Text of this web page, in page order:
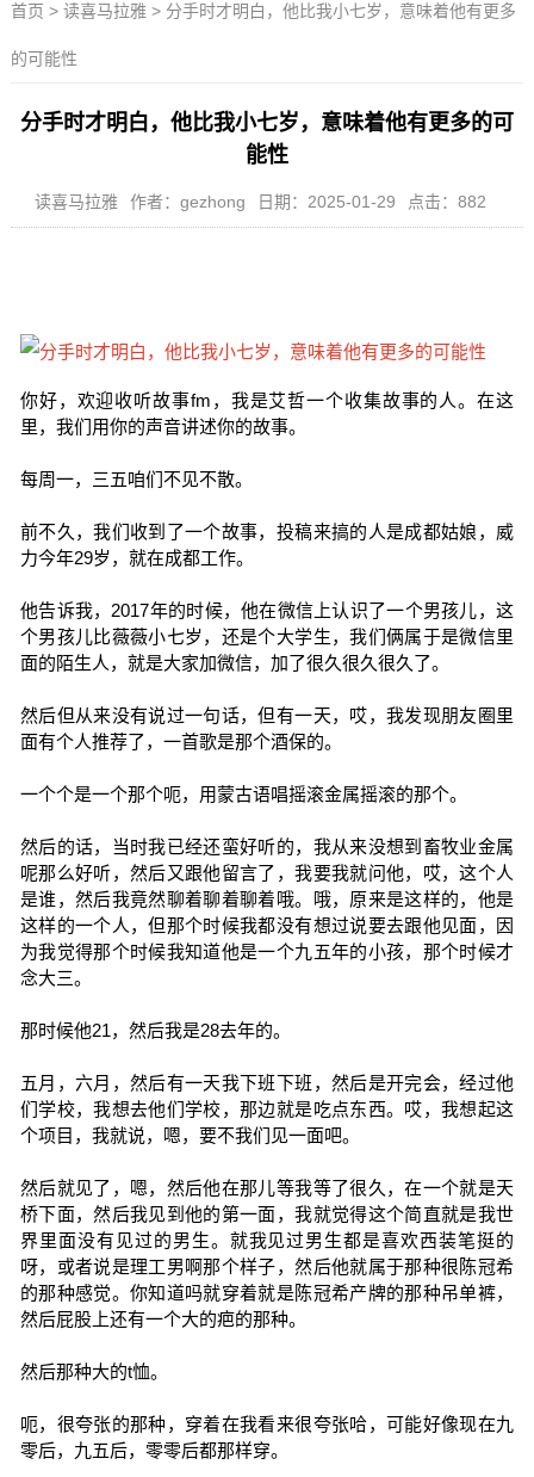
首页 > 读喜马拉雅> 分手时才明白，他比我小七岁，意味着他有更多
的可能性
分手时才明白，他比我小七岁，意味着他有更多的可
能性
读喜马拉雅 作者：gezhong 日期：2025-01-29 点击：882
你好，欢迎收听故事fm，我是艾哲一个收集故事的人。在这
里，我们用你的声音讲述你的故事。
每周一，三五咱们不见不散。
前不久，我们收到了一个故事，投稿来搞的人是成都姑娘，威
力今年29岁，就在成都工作。
他告诉我，2017年的时候，他在微信上认识了一个男孩儿，这
个男孩儿比薇薇小七岁，还是个大学生，我们俩属于是微信里
面的陌生人，就是大家加微信，加了很久很久很久了。
然后但从来没有说过一句话，但有一天，哎，我发现朋友圈里
面有个人推荐了，一首歌是那个酒保的。
一个个是一个那个呃，用蒙古语唱摇滚金属摇滚的那个。
然后的话，当时我已经还蛮好听的，我从来没想到畜牧业金属
呢那么好听，然后又跟他留言了，我要我就问他，哎，这个人
是谁，然后我竟然聊着聊着聊着哦。哦，原来是这样的，他是
这样的一个人，但那个时候我都没有想过说要去跟他见面，因
为我觉得那个时候我知道他是一个九五年的小孩，那个时候才
念大三。
那时候他21，然后我是28去年的。
五月，六月，然后有一天我下班下班，然后是开完会，经过他
们学校，我想去他们学校，那边就是吃点东西。哎，我想起这
个项目，我就说，嗯，要不我们见一面吧。
然后就见了，嗯，然后他在那儿等我等了很久，在一个就是天
桥下面，然后我见到他的第一面，我就觉得这个简直就是我世
界里面没有见过的男生。就我见过男生都是喜欢西装笔挺的
呀，或者说是理工男啊那个样子，然后他就属于那种很陈冠希
的那种感觉。你知道吗就穿着就是陈冠希产牌的那种吊单裤，
然后屁股上还有一个大的疤的那种。
然后那种大的t恤。
呃，很夸张的那种，穿着在我看来很夸张哈，可能好像现在九
零后，九五后，零零后都那样穿。